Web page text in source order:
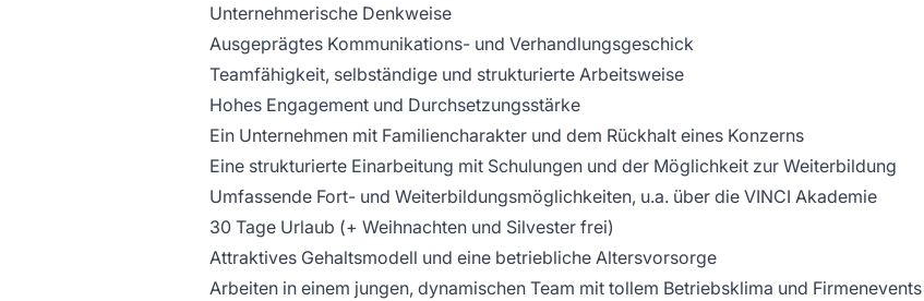
Unternehmerische Denkweise
Ausgeprägtes Kommunikations- und Verhandlungsgeschick
Teamfähigkeit, selbständige und strukturierte Arbeitsweise
Hohes Engagement und Durchsetzungsstärke
Ein Unternehmen mit Familiencharakter und dem Rückhalt eines Konzerns
Eine strukturierte Einarbeitung mit Schulungen und der Möglichkeit zur Weiterbildung
Umfassende Fort- und Weiterbildungsmöglichkeiten, u.a. über die VINCI Akademie
30 Tage Urlaub (+ Weihnachten und Silvester frei)
Attraktives Gehaltsmodell und eine betriebliche Altersvorsorge
Arbeiten in einem jungen, dynamischen Team mit tollem Betriebsklima und Firmenevents